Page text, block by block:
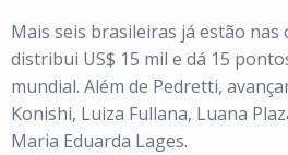
Mais seis brasileiras já estão
distribui US$ 15 mil e dá 15
mundial. Além de Pedretti,
Konishi, Luiza Fullana, Luana
Maria Eduarda Lages.